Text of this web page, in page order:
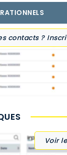
contacts ?
Voir